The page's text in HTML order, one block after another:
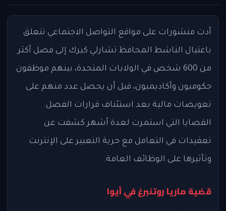
أدت منشورات على مواقع التواصل الاجتماعي تتعلق
باغتيال الناشط المحافظ تشارلي كيرك إلى فصل أكثر
من 600 شخص في الولايات المتحدة، بينهم موظفون
حكوميون وأكاديميون، قبل أن يحصل عدد منهم على
تعويضات مالية بعد استئناف قرارات الفصل.
القضايا التي استمرت لعدة أشهر كشفت عن
تعقيدات في التعامل مع حرية التعبير على الإنترنت
وتأثيرها على الوظائف العامة.
قضية ماريا روتنبرغ في آيوا